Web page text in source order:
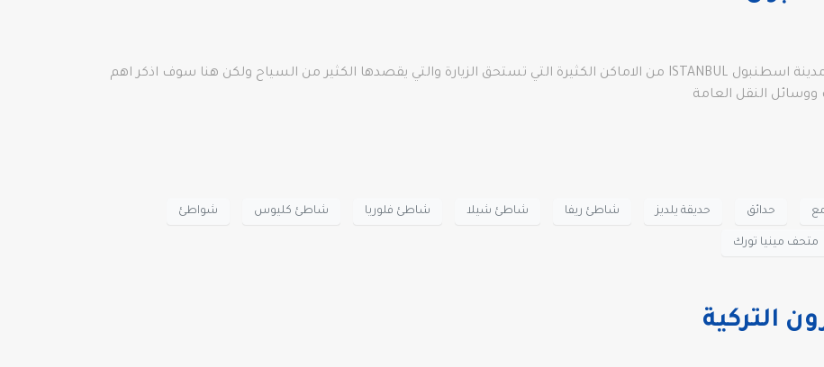
اكثر الاماكن زيارة في اسطنبول , يوجد الكثير في مدينة اسطنبول ISTANBUL من الاماكن الكثيرة التي تستحق الزيارة والتي يقصدها الكثير من السياح ولكن هنا سوف اذكر اهم
ووسائل النقل العامة
حدائق حديقة يلديز شاطئ ريفا شاطئ شيلا شاطئ فلوريا شاطئ كليوس شواطئ
متحف مينيا تورك
التركية